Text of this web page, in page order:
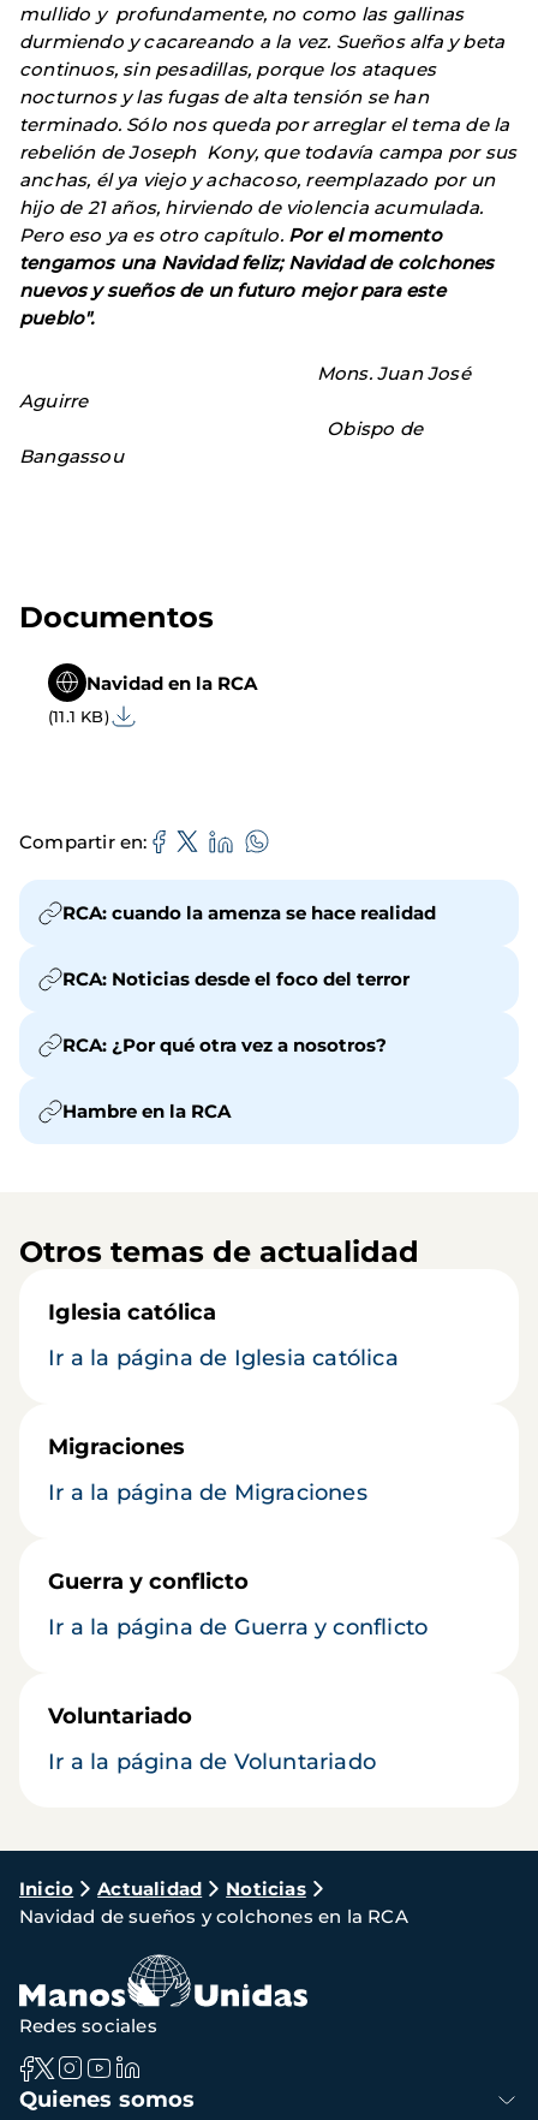
mullido y profundamente, no como las gallinas
durmiendo y cacareando a la vez. Sueños alfa y beta
continuos, sin pesadillas, porque los ataques
nocturnos y las fugas de alta tensión se han
terminado. Sólo nos queda por arreglar el tema de la
rebelión de Joseph Kony, que todavía campa por sus
anchas, él ya viejo y achacoso, reemplazado por un
hijo de 21 años, hirviendo de violencia acumulada.
Pero eso ya es otro capítulo. Por el momento
tengamos una Navidad feliz; Navidad de colchones
nuevos y sueños de un futuro mejor para este
pueblo".
Mons. Juan José
Aguirre
Obispo de
Bangassou
Documentos
Navidad en la RCA
(11.1 KB)
Compartir en
RCA: cuando la amenza se hace realidad
RCA: Noticias desde el foco del terror
RCA: ¿Por qué otra vez a nosotros?
Hambre en la RCA
Otros temas de actualidad
Iglesia católica
Ir a la página de Iglesia católica
Migraciones
Ir a la página de Migraciones
Guerra y conflicto
Ir a la página de Guerra y conflicto
Voluntariado
Ir a la página de Voluntariado
Ruta
de
navegación
Inicio Actualidad
Noticias
Navidad de sueños y colchones en la RCA
Navegación
Quienes somos
Redes sociales